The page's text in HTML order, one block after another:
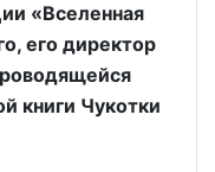
«Вселенная
его директор
книги Чукотки